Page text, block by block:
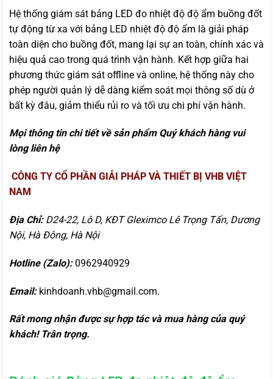
Hệ thống giám sát bảng LED đo nhiệt độ độ ẩm buồng đốt
tự động từ xa với bảng LED nhiệt độ độ ẩm là giải pháp
toàn diện cho buồng đốt, mang lại sự an toàn, chính xác và
hiệu quả cao trong quá trình vận hành. Kết hợp giữa hai
phương thức giám sát offline và online, hệ thống này cho
phép người quản lý dễ dàng kiểm soát mọi thông số dù ở
bất kỳ đâu, giảm thiểu rủi ro và tối ưu chi phí vận hành.
Mọi thông tin chi tiết về sản phẩm Quý khách hàng vui
lòng liên hệ
CÔNG TY CỔ PHẦN GIẢI PHÁP VÀ THIẾT BỊ VHB VIỆT
NAM
Địa Chỉ:D24-22, Lô D, KĐT Gleximco Lê Trọng Tấn, Dương
Nội, Hà Đông, Hà Nội
Hotline (Zalo):0962940929
Email:kinhdoanh.vhb@gmail.com.
Rất mong nhận được sự hợp tác và mua hàng của quý
khách! Trân trọng.